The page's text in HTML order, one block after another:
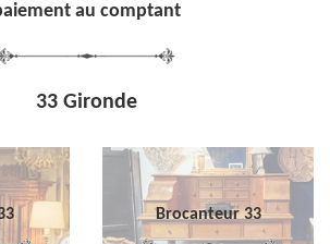
au comptant
33 Gironde
Brocanteur 33